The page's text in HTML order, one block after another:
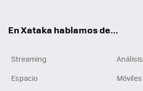
En Xataka hablamos de...
Streaming
Análisis
Espacio
Móviles